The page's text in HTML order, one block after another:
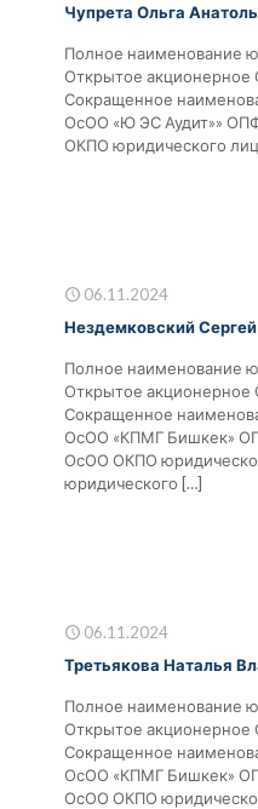
Чупрета Ольга
Полное наименование
Открытое акционерное
Сокращенное
ОсОО «Ю ЭС Аудит»»
ОКПО юридического
06.11.2024
Нездемковский
Полное наименование
Открытое
Сокращенное
ОсОО «КПМГ Бишкек»
ОсОО ОКПО
юридического […]
06.11.2024
Третьякова Наталья
Полное наименование
Открытое
Сокращенное
ОсОО «КПМГ Бишкек»
ОсОО ОКПО